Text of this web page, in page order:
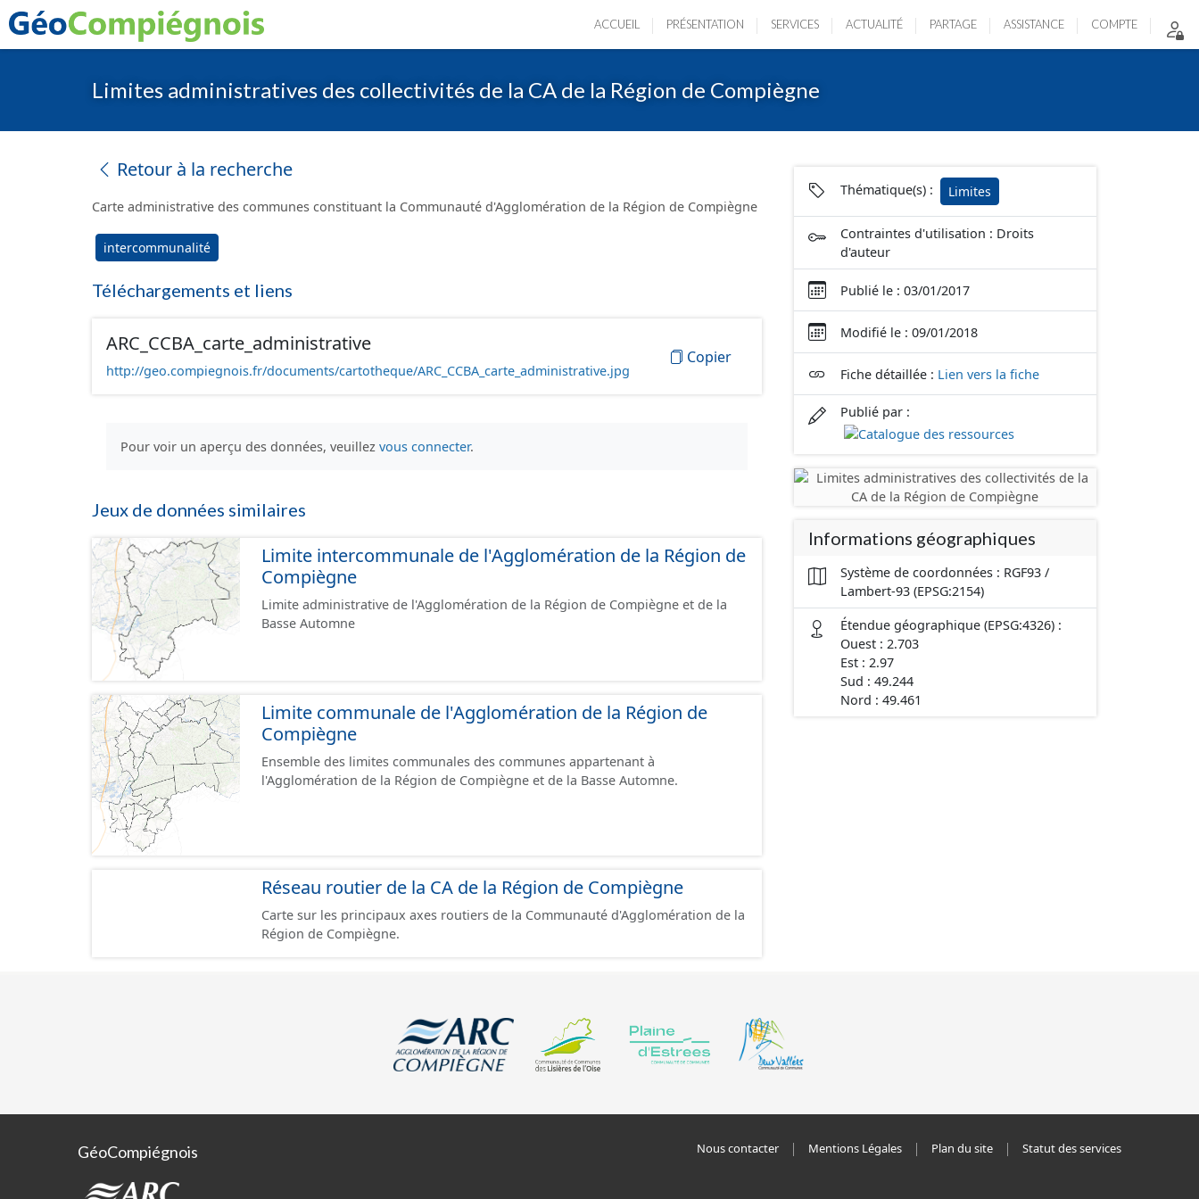
ACCUEIL PRÉSENTATION SERVICES ACTUALITÉ PARTAGE ASSISTANCE COMPTE
Limites administratives des collectivités de la CA de la Région de Compiègne
Retour à la recherche
Carte administrative des communes constituant la Communauté d'Agglomération de la Région de Compiègne
intercommunalité
Téléchargements et liens
ARC_CCBA_carte_administrative
http://geo.compiegnois.fr/documents/cartotheque/ARC_CCBA_carte_administrative.jpg
Copier
Pour voir un aperçu des données, veuillez vous connecter.
Jeux de données similaires
Limite intercommunale de l'Agglomération de la Région de
Compiègne
Limite administrative de l'Agglomération de la Région de Compiègne et de la
Basse Automne
Limite communale de l'Agglomération de la Région de
Compiègne
Ensemble des limites communales des communes appartenant à
l'Agglomération de la Région de Compiègne et de la Basse Automne.
Réseau routier de la CA de la Région de Compiègne
Carte sur les principaux axes routiers de la Communauté d'Agglomération de la
Région de Compiègne.
Thématique(s) : Limites
Contraintes d'utilisation : Droits
d'auteur
Publié le : 03/01/2017
Modifié le : 09/01/2018
Fiche détaillée : Lien vers la fiche
Publié par :
Informations géographiques
Système de coordonnées : RGF93 /
Lambert-93 (EPSG:2154)
Étendue géographique (EPSG:4326) :
Ouest : 2.703
Est : 2.97
Sud : 49.244
Nord : 49.461
GéoCompiégnois Nous contacter Mentions Légales Plan du site Statut des services